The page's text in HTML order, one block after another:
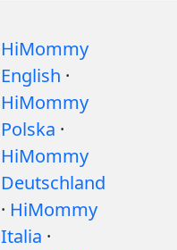
HiMommy
English ·
HiMommy
Polska ·
HiMommy
Deutschland
· HiMommy
Italia ·